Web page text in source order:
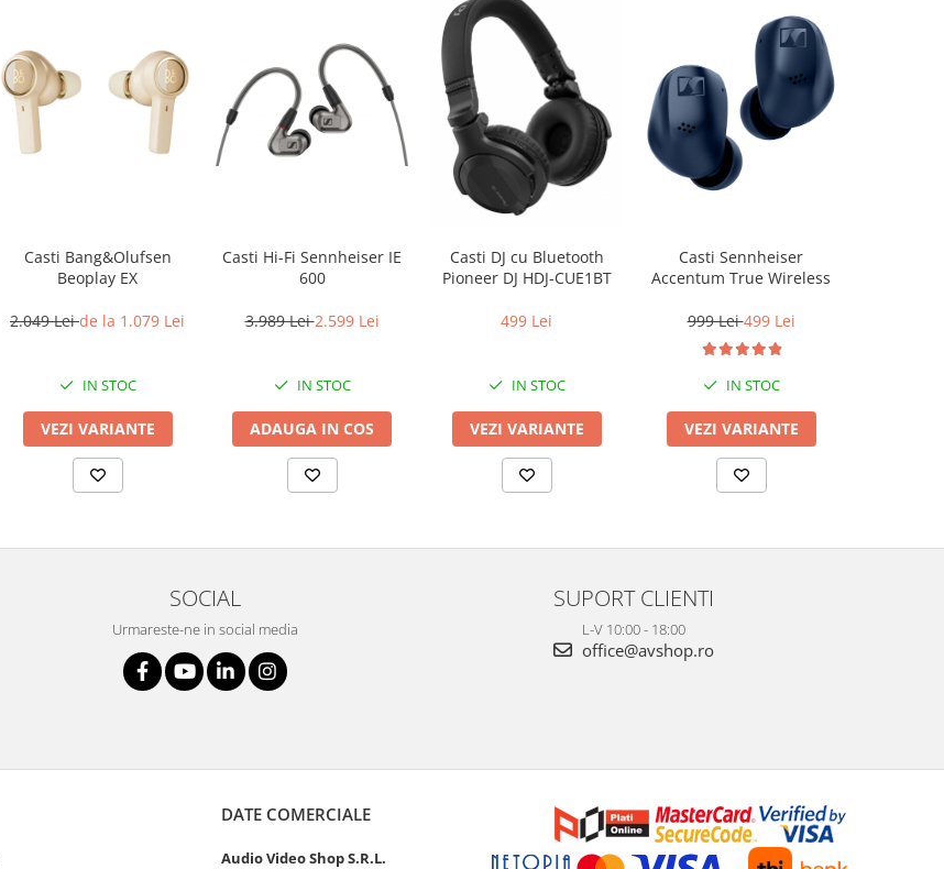
Casti Bang&Olufsen
Beoplay EX
2.049 Leide la 1.079 Lei
IN STOC
VEZI VARIANTE
Casti Hi-Fi Sennheiser IE
600
3.989 Lei2.599 Lei
IN STOC
ADAUGA IN COS
Casti DJ cu Bluetooth
Pioneer DJ HDJ-CUE1BT
499 Lei
IN STOC
VEZI VARIANTE
Casti Sennheiser
Accentum True Wireless
999 Lei499 Lei
IN STOC
VEZI VARIANTE
SOCIAL
Urmareste-ne in social media
SUPORT CLIENTI
L-V 10:00 - 18:00
office@avshop.ro
DATE COMERCIALE
Audio Video Shop S.R.L.